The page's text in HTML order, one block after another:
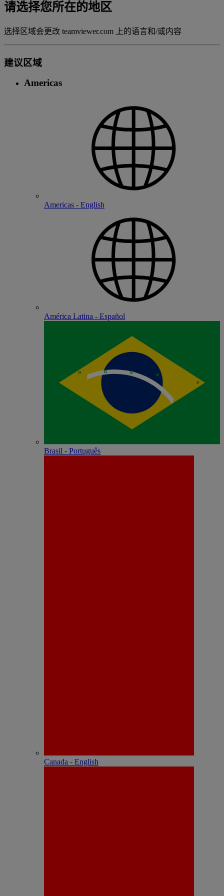
请选择您所在的地区
选择区域会更改 teamviewer.com 上的语言和/或内容
建议区域
Americas
Americas - English
América Latina - Español
Brasil - Português
Canada - English